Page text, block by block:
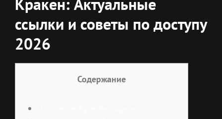
ссылки и советы по доступу
2026
Содержание